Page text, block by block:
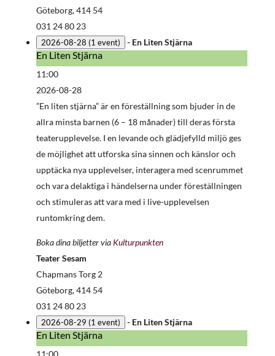
Göteborg,414 54
031 24 80 23
2026-08-28 (1 event) - En Liten Stjärna
En
Liten
Stjärna
En Liten Stjärna
11:00
2026-08-28
”En liten stjärna” är en föreställning som bjuder in de
allra minsta barnen (6 – 18 månader) till deras första
teaterupplevelse. I en levande och glädjefylld miljö ges
de möjlighet att utforska sina sinnen och känslor och
upptäcka nya upplevelser, interagera med scenrummet
och vara delaktiga i händelserna under föreställningen
och stimuleras att vara med i live-upplevelsen
runtomkring dem.
Boka dina biljetter via Kulturpunkten
Teater Sesam
Chapmans Torg 2
Göteborg,414 54
031 24 80 23
2026-08-29 (1 event) - En Liten Stjärna
En
Liten
En Liten Stjärna
11:00